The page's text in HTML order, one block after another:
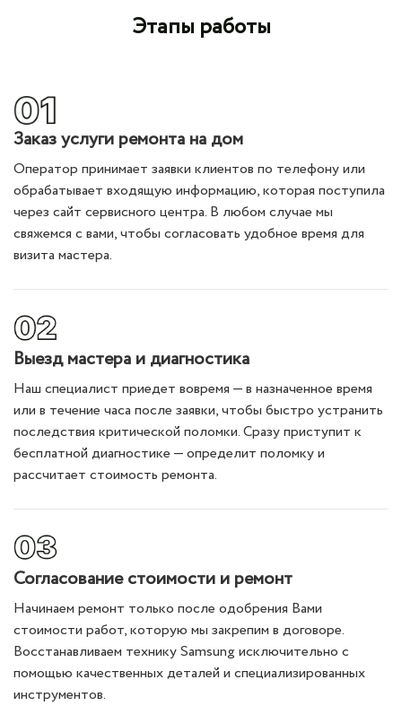
Этапы работы
Заказ услуги ремонта на дом
Оператор принимает заявки клиентов по телефону или
обрабатывает входящую информацию, которая поступила
через сайт сервисного центра. В любом случае мы
свяжемся с вами, чтобы согласовать удобное время для
визита мастера.
Выезд мастера и диагностика
Наш специалист приедет вовремя — в назначенное время
или в течение часа после заявки, чтобы быстро устранить
последствия критической поломки. Сразу приступит к
бесплатной диагностике — определит поломку и
рассчитает стоимость ремонта.
Согласование стоимости и ремонт
Начинаем ремонт только после одобрения Вами
стоимости работ, которую мы закрепим в договоре.
Восстанавливаем технику Samsung исключительно с
помощью качественных деталей и специализированных
инструментов.